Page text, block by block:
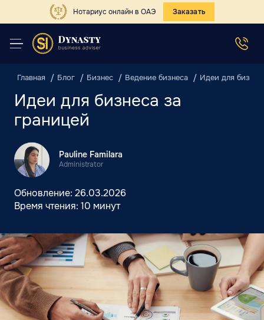
Нотариус онлайн в ОАЭ Заказать
Главная Блог Бизнес Ведение бизнеса Идеи для
Идеи для бизнеса за
границей
Pauline Familara
Administrator
Обновление: 26.03.2026
Время чтения: 10 минут